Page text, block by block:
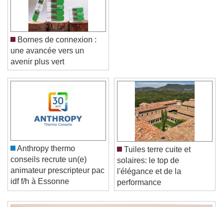
Video Player is loading.
Play Video
Skip Forward
Unmute
Current Time0:00
/
Duration-:-
Loaded:0%
Stream TypeLIVE
Bornes de connexion :
une avancée vers un
avenir plus vert
Anthropy thermo
conseils recrute un(e)
animateur prescripteur pac
idf f/h à Essonne
Tuiles terre cuite et
solaires: le top de
l'élégance et de la
performance